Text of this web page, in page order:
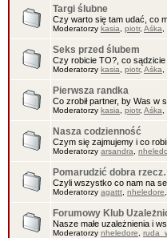
Targi ślubne
Czy warto się tam udać, co
Moderatorzy kasia piotr, Aśka
Seks przed ślubem
Czy robicie TO?, co
Moderatorzy kasia piotr, Aśka
Pierwsza randka
Co zrobił partner, by Was w
Moderatorzy kasia piotr, Aśka
Nasza codzienność
Czym się zajmujemy i co
Moderatorzy arsandra
Pomarudzić dobra
Czyli wszystko co nam na
Moderatorzy agattt nheledore
Forumowy Klub
Nasze małe uzależnienia i
Moderatorzy nheledore